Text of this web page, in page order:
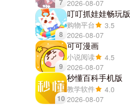
2026-08-07
8
叮叮抓娃娃畅玩版
购物平台
3.5
2026-08-07
9
可可漫画
小说阅读
4.5
2026-08-07
10
秒懂百科手机版
教学软件
4.0
2026-08-07